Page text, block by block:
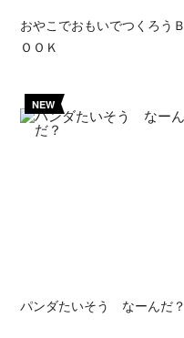
おやこでおもいでつくろうＢ
ＯＯＫ
NEW
パンダたいそう なーんだ？